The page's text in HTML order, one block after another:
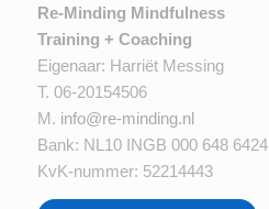
Re-Minding Mindfulness
Training + Coaching
Eigenaar: Harriët Messing
T. 06-20154506
M. info@re-minding.nl
Bank: NL10 INGB 000 648 6424
KvK-nummer: 52214443